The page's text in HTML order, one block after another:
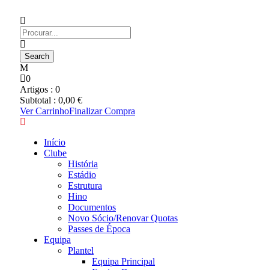
0
Artigos : 0
Subtotal : 0,00 €
Ver CarrinhoFinalizar Compra
Início
Clube
História
Estádio
Estrutura
Hino
Documentos
Novo Sócio/Renovar Quotas
Passes de Época
Equipa
Plantel
Equipa Principal